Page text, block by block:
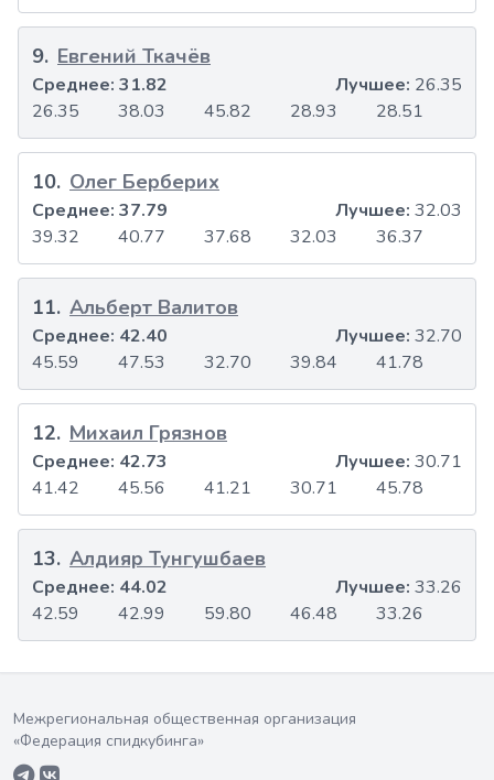
9. Евгений Ткачёв
26.35 38.03 45.82 28.93 28.51
Среднее: 31.82 Лучшее: 26.35
10. Олег Берберих
39.32 40.77 37.68 32.03 36.37
Среднее: 37.79 Лучшее: 32.03
11. Альберт Валитов
45.59 47.53 32.70 39.84 41.78
Среднее: 42.40 Лучшее: 32.70
12. Михаил Грязнов
41.42 45.56 41.21 30.71 45.78
Среднее: 42.73 Лучшее: 30.71
13. Алдияр Тунгушбаев
42.59 42.99 59.80 46.48 33.26
Среднее: 44.02 Лучшее: 33.26
Межрегиональная общественная организация
«Федерация спидкубинга»